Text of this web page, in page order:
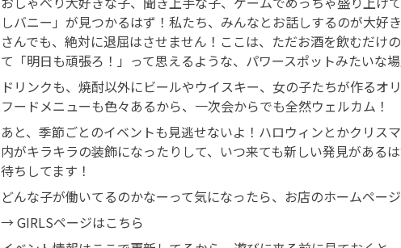
しバニー」が見つかるはず！私たち、みんなとお話しするのが大好
さんでも、絶対に退屈はさせません！ここは、ただお酒を飲むだけ
て「明日も頑張ろ！」って思えるような、パワースポットみたいな場
ドリンクも、焼酎以外にビールやウイスキー、女の子たちが作るオ
フードメニューも色々あるから、一次会からでも全然ウェルカム！
あと、季節ごとのイベントも見逃せないよ！ハロウィンとかクリス
内がキラキラの装飾になったりして、いつ来ても新しい発見がある
待ちしてます！
どんな子が働いてるのかなーって気になったら、お店のホームペー
→GIRLSページはこちら